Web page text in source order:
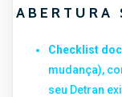
ABERTURA
Checklist
mudança),
seu Detran